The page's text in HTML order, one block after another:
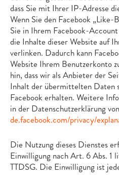
dass Sie mit Ihrer IP-Adresse
Wenn Sie den Facebook „Like-
Sie in Ihrem Facebook-
die Inhalte dieser Website auf
verlinken. Dadurch kann
Website Ihrem Benutzerkonto
hin, dass wir als Anbieter der
Inhalt der übermittelten Daten
Facebook erhalten. Weitere
in der Datenschutzerklärung
de.facebook.com/privacy/
Die Nutzung dieses Dienstes
Einwilligung nach Art. 6 Abs. 1
TTDSG. Die Einwilligung ist